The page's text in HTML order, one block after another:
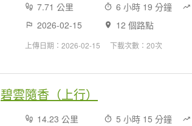
7.71 公里 6 小時 19 分鐘
2026-02-15
12 個路點
上傳日期：2026-02-15 下載次數：20次
碧雲隨香（上行）
14.23 公里 5 小時 15 分鐘